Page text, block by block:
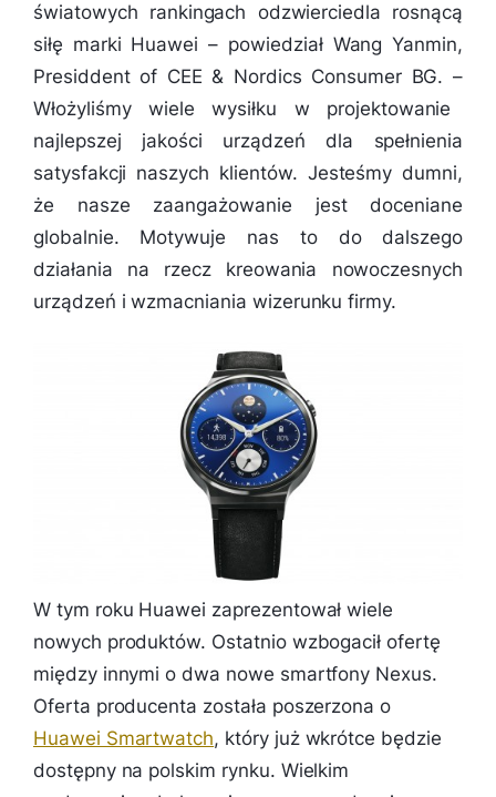
światowych rankingach odzwierciedla rosnącą
siłę marki Huawei– powiedział Wang Yanmin,
Presiddent of CEE & Nordics Consumer BG. –
Włożyliśmy wiele wysiłku w projektowanie
najlepszej jakości urządzeń dla spełnienia
satysfakcji naszych klientów. Jesteśmy dumni,
że nasze zaangażowanie jest doceniane
globalnie. Motywuje nas to do dalszego
działania na rzecz kreowania nowoczesnych
urządzeń i wzmacniania wizerunku firmy.
W tym roku Huawei zaprezentował wiele
nowych produktów. Ostatnio wzbogacił ofertę
między innymi o dwa nowe smartfony Nexus.
Oferta producenta została poszerzona o
Huawei Smartwatch, który już wkrótce będzie
dostępny na polskim rynku. Wielkim